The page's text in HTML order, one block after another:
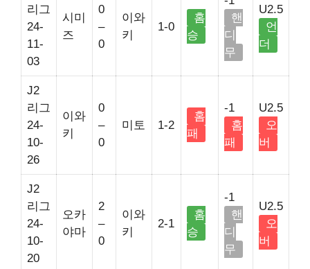
리그
24-
11-
03
시미
즈
0
–
0
이와
키
1-0
홈
승
핸
디
무
U2.5
언
더
J2
리그
24-
10-
26
이와
키
0
–
0
미토 1-2
홈
패
-1
홈
패
U2.5
오
버
J2
리그
24-
10-
20
오카
야마
2
–
0
이와
키
2-1
홈
승
-1
핸
디
무
U2.5
오
버